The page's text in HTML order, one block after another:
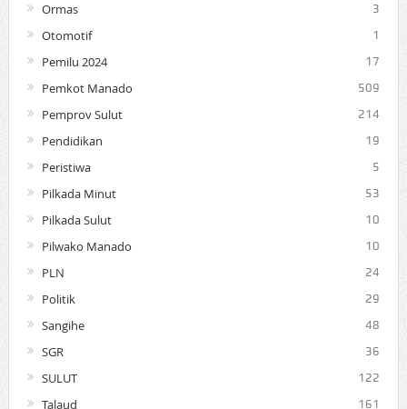
Ormas 3
Otomotif 1
Pemilu 2024 17
Pemkot Manado 509
Pemprov Sulut 214
Pendidikan 19
Peristiwa 5
Pilkada Minut 53
Pilkada Sulut 10
Pilwako Manado 10
PLN 24
Politik 29
Sangihe 48
SGR 36
SULUT 122
Talaud 161